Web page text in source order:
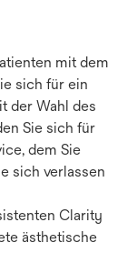
mit dem
sich für ein
der Wahl des
Sie sich für
dem Sie
sich verlassen
Clarity
ästhetische